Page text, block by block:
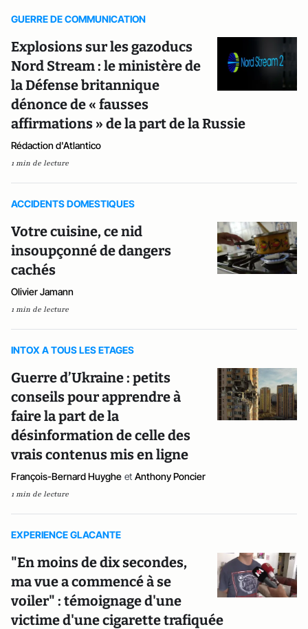
GUERRE DE COMMUNICATION
Explosions sur les gazoducs
Nord Stream : le ministère de
la Défense britannique
dénonce de « fausses
affirmations » de la part de la Russie
Rédaction d'Atlantico
1 min de lecture
ACCIDENTS DOMESTIQUES
Votre cuisine, ce nid
insoupçonné de dangers
cachés
Olivier Jamann
1 min de lecture
INTOX A TOUS LES ETAGES
Guerre d’Ukraine : petits
conseils pour apprendre à
faire la part de la
désinformation de celle des
vrais contenus mis en ligne
François-Bernard Huyghe et Anthony Poncier
1 min de lecture
EXPERIENCE GLACANTE
"En moins de dix secondes,
ma vue a commencé à se
voiler" : témoignage d'une
victime d'une cigarette trafiquée